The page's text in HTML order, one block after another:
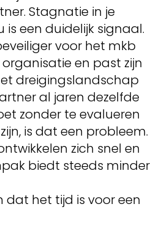
Stagnatie in je
is een duidelijk signaal.
voor het mkb
en past zijn
dreigingslandschap
al jaren dezelfde
zonder te evalueren
is dat een probleem.
zich snel en
biedt steeds minder
dat het tijd is voor een